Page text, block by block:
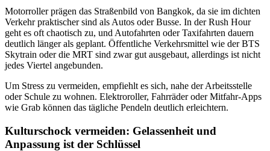
Motorroller prägen das Straßenbild von Bangkok, da sie im dichten
Verkehr praktischer sind als Autos oder Busse. In der Rush Hour
geht es oft chaotisch zu, und Autofahrten oder Taxifahrten dauern
deutlich länger als geplant. Öffentliche Verkehrsmittel wie der BTS
Skytrain oder die MRT sind zwar gut ausgebaut, allerdings ist nicht
jedes Viertel angebunden.
Um Stress zu vermeiden, empfiehlt es sich, nahe der Arbeitsstelle
oder Schule zu wohnen. Elektroroller, Fahrräder oder Mitfahr-Apps
wie Grab können das tägliche Pendeln deutlich erleichtern.
Kulturschock vermeiden: Gelassenheit und
Anpassung ist der Schlüssel